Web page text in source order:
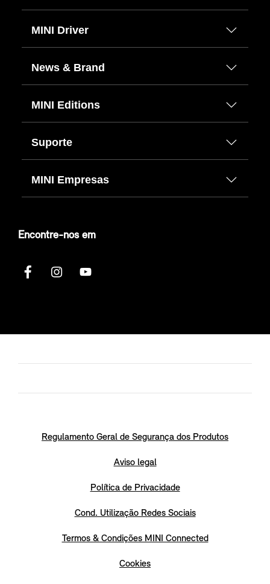
MINI Driver
News & Brand
MINI Editions
Suporte
MINI Empresas
Encontre-nos em
Regulamento Geral de Segurança dos Produtos
Aviso legal
Política de Privacidade
Cond. Utilização Redes Sociais
Termos & Condições MINI Connected
Cookies